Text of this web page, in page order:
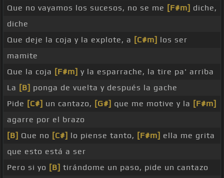
Que no vayamos los sucesos, no se me [F#m] diche,
diche
Que deje la coja y la explote, a [C#m] los ser
mamite
Que la coja [F#m] y la esparrache, la tire pa' arriba
La [B] ponga de vuelta y después la gache
Pide [C#] un cantazo, [G#] que me motive y la [F#m]
agarre por el brazo
[B] Que no [C#] lo piense tanto, [F#m] ella me grita
que esto está a ser
Pero si yo [B] tirándome un paso, pide un cantazo